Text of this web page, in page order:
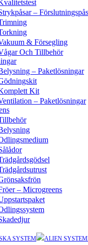
–
& Försegling
Och Tillbehör
– Paketlösningar
Kit
– Paketlösningar
– Microgreens
SYSTEM ALIEN